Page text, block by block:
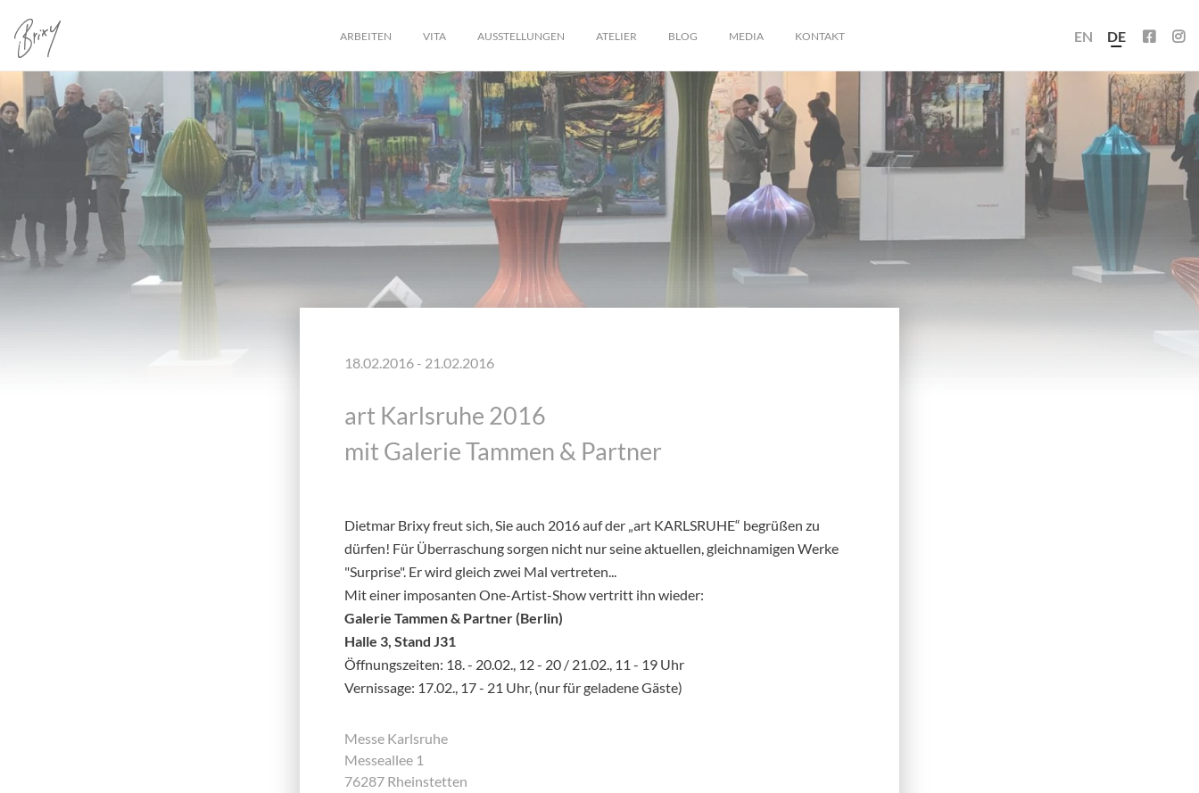
ARBEITEN VITA AUSSTELLUNGEN ATELIER BLOG MEDIA KONTAKT EN DE
18.02.2016 - 21.02.2016
art Karlsruhe 2016
mit Galerie Tammen & Partner
Dietmar Brixy freut sich, Sie auch 2016 auf der „art KARLSRUHE“ begrüßen zu
dürfen! Für Überraschung sorgen nicht nur seine aktuellen, gleichnamigen Werke
"Surprise". Er wird gleich zwei Mal vertreten...
Mit einer imposanten One-Artist-Show vertritt ihn wieder:
Galerie Tammen & Partner (Berlin)
Halle 3, Stand J31
Öffnungszeiten: 18. - 20.02., 12 - 20 / 21.02., 11 - 19 Uhr
Vernissage: 17.02., 17 - 21 Uhr, (nur für geladene Gäste)
Messe Karlsruhe
Messeallee 1
76287 Rheinstetten